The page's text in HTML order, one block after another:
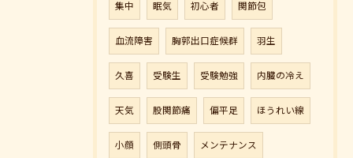
集中 眠気 初心者 関節包
血流障害 胸郭出口症候群 羽生
久喜 受験生 受験勉強 内臓の冷え
天気 股関節痛 偏平足 ほうれい線
小顔 側頭骨 メンテナンス